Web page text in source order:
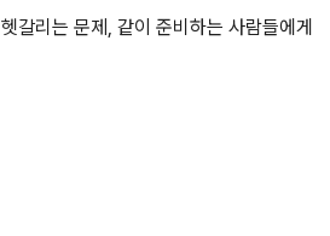
헷갈리는 문제, 같이 준비하는 사람들에게